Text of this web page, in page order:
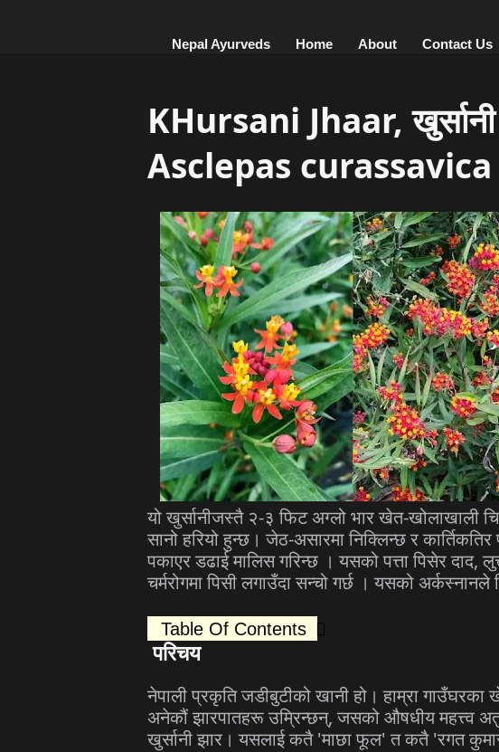
Nepal Ayurveds Home About Contact Us
KHursani Jhaar, खुर्सानी
Asclepas curassavica
यो खुर्सानीजस्तै २-३ फिट अग्लो भार खेत-खोलाखाली
सानो हरियो हुन्छ। जेठ-असारमा निक्लिन्छ र
पकाएर डढाई मालिस गरिन्छ । यसको पत्ता पिसेर दाद,
चर्मरोगमा पिसी लगाउँदा सन्चो गर्छ । यसको अर्कस्नानले
Table Of Contents
परिचय
नेपाली प्रकृति जडीबुटीको खानी हो। हाम्रा
अनेकौं झारपातहरू उम्रिन्छन्, जसको औषधीय महत्त्व
खुर्सानी झार। यसलाई कतै 'माछा फूल' त कतै 'रगत